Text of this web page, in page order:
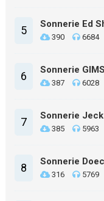
5 Sonnerie Ed
390 6684
6 Sonnerie
387 6028
7 Sonnerie Jeck
385 5963
8 Sonnerie
316 5769